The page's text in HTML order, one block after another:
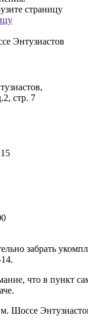
страницу
Энтузиастов
стр. 7
забрать
что в пункт
Шоссе